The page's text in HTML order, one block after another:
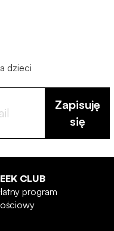
dzieci
Zapisuję
się
CLUB
program